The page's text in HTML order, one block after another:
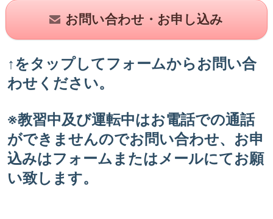
お問い合わせ・お申し込み
↑をタップしてフォームからお問い合
わせください。
※教習中及び運転中はお電話での通話
ができませんのでお問い合わせ、お申
込みはフォームまたはメールにてお願
い致します。